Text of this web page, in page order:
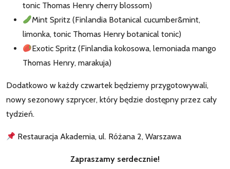
tonic Thomas Henry cherry blossom)
Mint Spritz (Finlandia Botanical cucumber&mint,
limonka, tonic Thomas Henry botanical tonic)
Exotic Spritz (Finlandia kokosowa, lemoniada mango
Thomas Henry, marakuja)
Dodatkowo w każdy czwartek będziemy przygotowywali,
nowy sezonowy szprycer, który będzie dostępny przez cały
tydzień.
Restauracja Akademia, ul. Różana 2, Warszawa
Zapraszamy serdecznie!